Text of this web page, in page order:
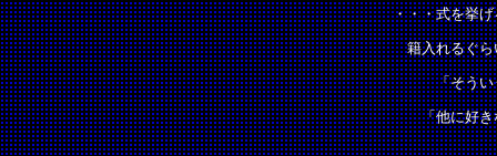
・・・式を挙
籍入れるぐ
「そう
「他に好